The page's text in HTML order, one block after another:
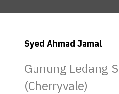
Syed Ahmad Jamal
Gunung Ledang
(Cherryvale)